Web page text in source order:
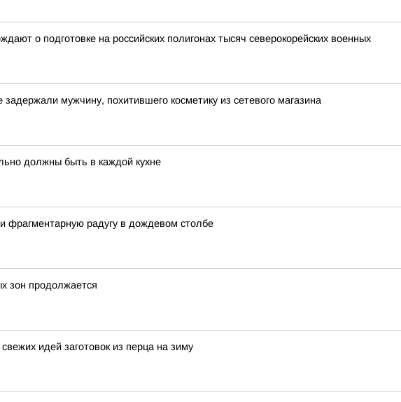
о подготовке на российских полигонах тысяч северокорейских военных
мужчину, похитившего косметику из сетевого магазина
должны быть в каждой кухне
фрагментарную радугу в дождевом столбе
зон продолжается
идей заготовок из перца на зиму